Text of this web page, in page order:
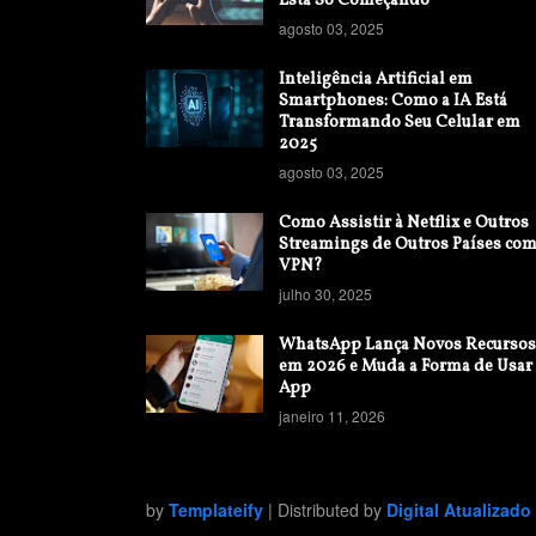
agosto 03, 2025
Inteligência Artificial em
Smartphones: Como a IA Está
Transformando Seu Celular em
2025
agosto 03, 2025
Como Assistir à Netflix e Outros
Streamings de Outros Países com
VPN?
julho 30, 2025
WhatsApp Lança Novos Recursos
em 2026 e Muda a Forma de Usar
App
janeiro 11, 2026
by Templateify | Distributed by Digital Atualizado